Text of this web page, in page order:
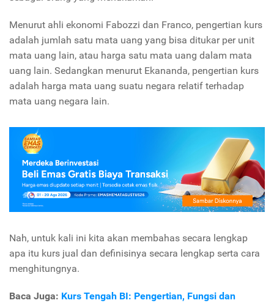
Menurut ahli ekonomi Fabozzi dan Franco, pengertian kurs
adalah jumlah satu mata uang yang bisa ditukar per unit
mata uang lain, atau harga satu mata uang dalam mata
uang lain. Sedangkan menurut Ekananda, pengertian kurs
adalah harga mata uang suatu negara relatif terhadap
mata uang negara lain.
Nah, untuk kali ini kita akan membahas secara lengkap
apa itu kurs jual dan definisinya secara lengkap serta cara
menghitungnya.
Baca Juga: Kurs Tengah BI: Pengertian, Fungsi dan